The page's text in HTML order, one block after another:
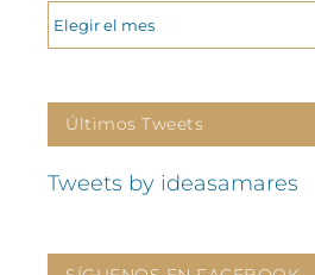
ARCHIVOS
Últimos Tweets
Tweets by ideasamares